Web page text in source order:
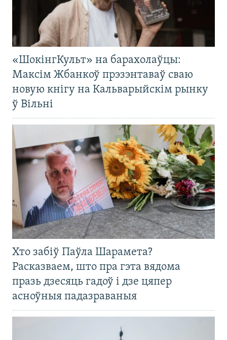
«ШокінгКульт» на барахолаўцы:
Максім Жбанкоў прэзэнтаваў сваю
новую кнігу на Кальварыйскім рынку
ў Вільні
Хто забіў Паўла Шарамета?
Расказваем, што пра гэта вядома
празь дзесяць гадоў і дзе цяпер
асноўныя падазраваныя